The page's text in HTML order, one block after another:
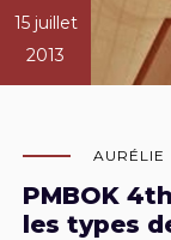
15 juillet
2013
AURÉLIE
PMBOK
les types